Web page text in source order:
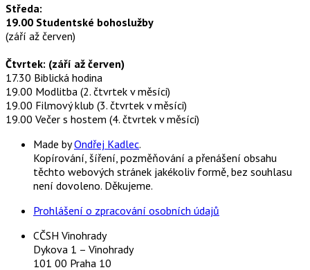
Středa:
19.00 Studentské bohoslužby
(září až červen)
Čtvrtek: (září až červen)
17.30 Biblická hodina
19.00 Modlitba (2. čtvrtek v měsíci)
19.00 Filmový klub (3. čtvrtek v měsíci)
19.00 Večer s hostem (4. čtvrtek v měsíci)
Made byOndřej Kadlec.
Kopírování, šíření, pozměňování a přenášení obsahu
těchto webových stránek jakékoliv formě, bez souhlasu
není dovoleno. Děkujeme.
Prohlášení o zpracování osobních údajů
CČSH Vinohrady
Dykova 1 – Vinohrady
101 00 Praha 10